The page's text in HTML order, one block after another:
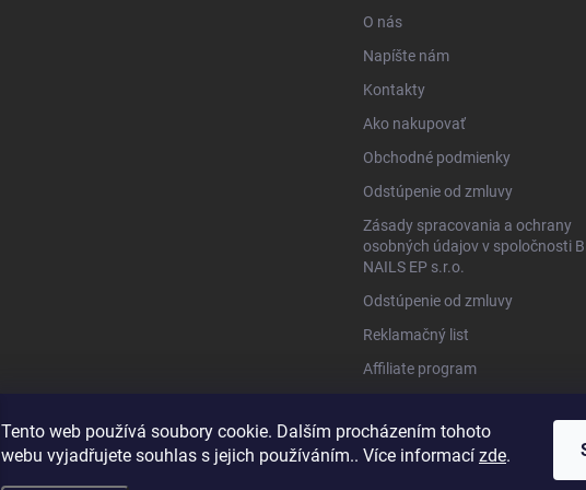
Tento web používá soubory cookie. Dalším procházením tohoto
webu vyjadřujete souhlas s jejich používáním.. Více informací zde.
O nás
Napíšte nám
Kontakty
Ako nakupovať
Obchodné podmienky
Odstúpenie od zmluvy
Zásady spracovania a ochrany
osobných údajov v spoločnosti
NAILS EP s.r.o.
Odstúpenie od zmluvy
Reklamačný list
Affiliate program